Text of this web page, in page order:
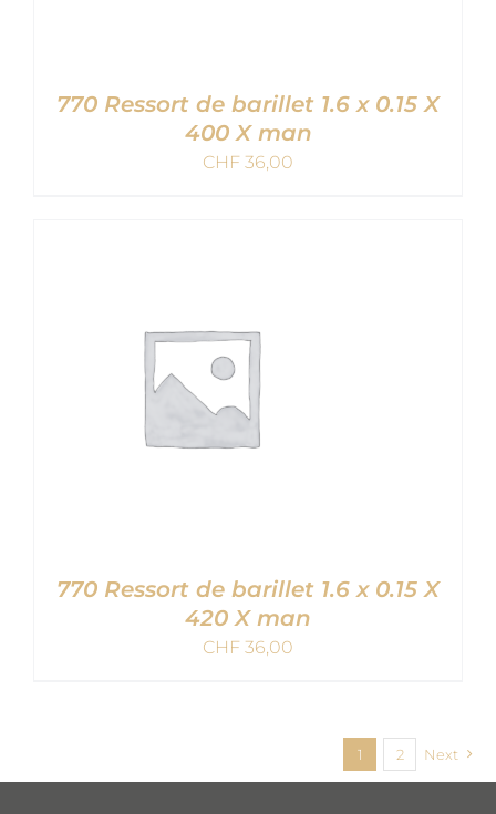
770 Ressort de barillet 1.6 x 0.15 X
400 X man
CHF 36,00
770 Ressort de barillet 1.6 x 0.15 X
420 X man
CHF 36,00
1 2 Next